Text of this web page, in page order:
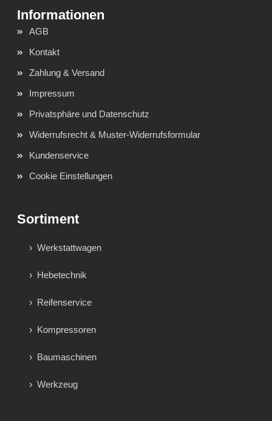
AGB
Kontakt
Zahlung & Versand
Impressum
Privatsphäre und Datenschutz
Widerrufsrecht & Muster-Widerrufsformular
Kundenservice
Cookie Einstellungen
Sortiment
Werkstattwagen
Hebetechnik
Reifenservice
Kompressoren
Baumaschinen
Werkzeug